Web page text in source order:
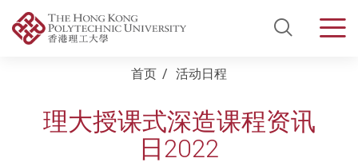
Open
首页 活动日程
理大授课式深造课程资讯
日2022